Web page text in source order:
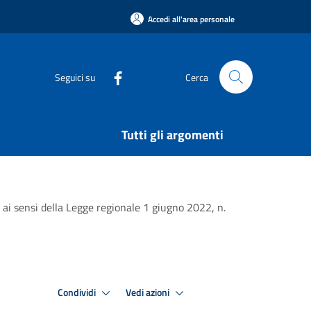
Accedi all'area personale
Seguici su Cerca
Tutti gli argomenti
sensi della Legge regionale 1 giugno 2022, n.
Condividi Vedi azioni